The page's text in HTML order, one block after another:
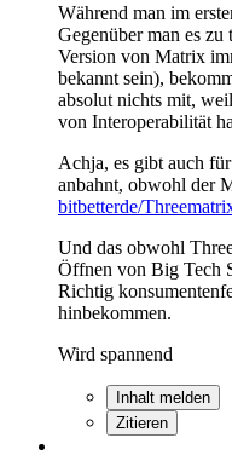
Während man im
Gegenüber man es
Version von Matrix
bekannt sein),
absolut nichts mit,
von Interoperabilität
Achja, es gibt auch
anbahnt, obwohl der
bitbetterde/
Und das obwohl
Öffnen von Big Tech
Richtig
hinbekommen.
Wird spannend
Inhalt melden
Zitieren